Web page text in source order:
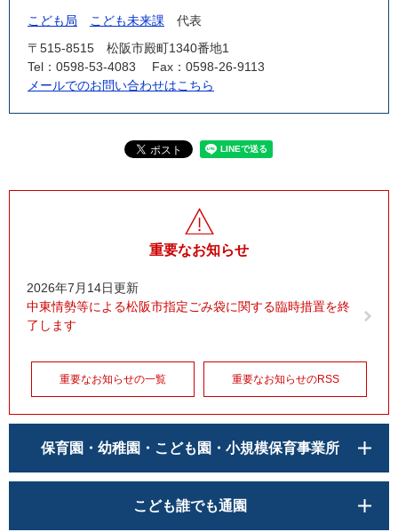
こども局 こども未来課
代表
〒515-8515
松阪市殿町1340番地1
Tel：0598-53-4083
Fax：0598-26-9113
メールでのお問い合わせはこちら
重要なお知らせ
2026年7月14日更新
中東情勢等による松阪市指定ごみ袋に関する臨時措置を終
了します
重要なお知らせの一覧 重要なお知らせのRSS
保育園・幼稚園・こども園・小規模保育事業所
こども誰でも通園